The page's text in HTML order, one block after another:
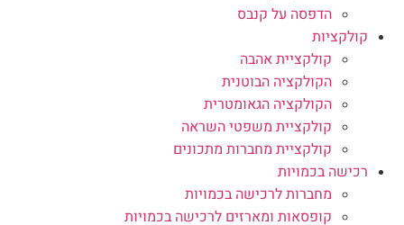
הדפסה על קנבס
קולקציות
קולקציית אהבה
הקולקציה הבוטנית
הקולקציה הגאומטרית
קולקציית משפטי השראה
קולקציית מחברות מתכונים
רכישה בכמויות
מחברות לרכישה בכמויות
קופסאות ומארזים לרכישה בכמויות